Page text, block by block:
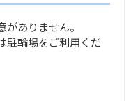
ありません。
駐輪場をご利用くだ